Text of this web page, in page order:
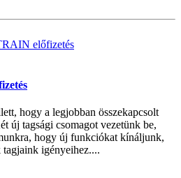
hogy a legjobban összekapcsolt
új tagsági csomagot vezetünk be,
hogy új funkciókat kínáljunk,
igényeihez....